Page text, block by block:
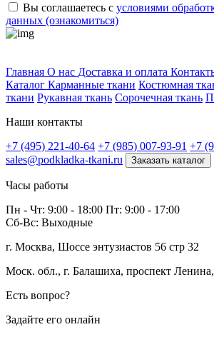
Вы соглашаетесь с условиями
данных (ознакомиться)
Главная О нас Доставка и оплата
Каталог Карманные ткани Костюмная
ткани Рукавная ткань Сорочечная ткань
Наши контакты
+7 (495) 221-40-64 +7 (985) 007-93-91 +7
sales@podkladka-tkani.ru
Заказать каталог
Часы работы
Пн - Чт: 9:00 - 18:00 Пт: 9:00 - 17:00
Сб-Вс: Выходные
г. Москва, Шоссе энтузиастов 56 стр 32
Моск. обл., г. Балашиха, проспект
Есть вопрос?
Задайте его онлайн